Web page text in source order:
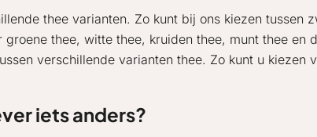
thee varianten. Zo kunt bij ons kiezen tussen
thee, witte thee, kruiden thee, munt thee en
verschillende varianten thee. Zo kunt u kiezen
iets anders?